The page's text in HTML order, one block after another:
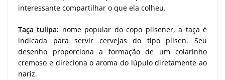
interessante compartilhar o que ela colheu.
Taça tulipa: nome popular do copo pilsener, a taça é
indicada para servir cervejas do tipo pilsen. Seu
desenho proporciona a formação de um colarinho
cremoso e direciona o aroma do lúpulo diretamente ao
nariz.